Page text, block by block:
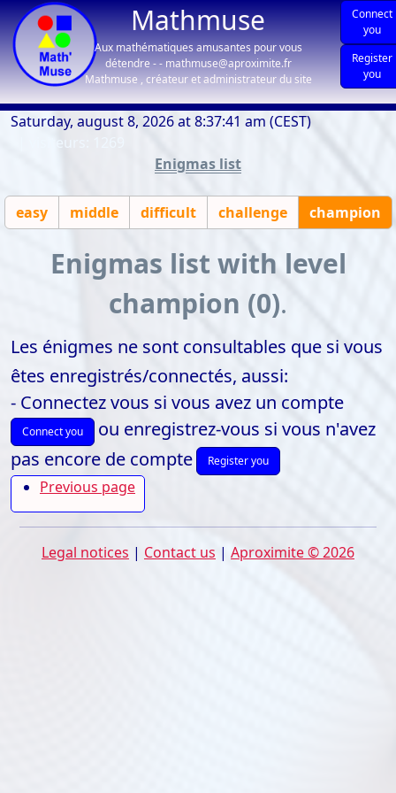
Mathmuse
Aux mathématiques amusantes pour vous
détendre - - mathmuse@aproximite.fr
Mathmuse , créateur et administrateur du site
Connect
you
Register
you
Saturday, august 8, 2026 at 8:37:41 am (CEST)
Enigmas list
easy middle difficult challenge champion
Enigmas list with level
champion (0).
Les énigmes ne sont consultables que si vous
êtes enregistrés/connectés, aussi:
- Connectez vous si vous avez un compte
Connect you
ou enregistrez-vous si vous n'avez
pas encore de compte
Register you
Previous page
Legal notices | Contact us | Aproximite © 2026